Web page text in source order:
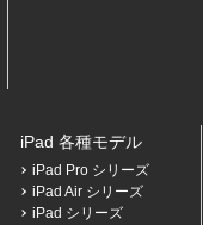
iPad 各種モデル
iPad Pro シリーズ
iPad Air シリーズ
iPad シリーズ